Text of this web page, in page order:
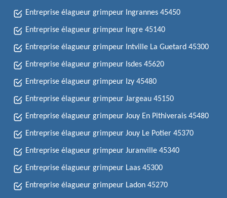
Entreprise élagueur grimpeur Ingrannes 45450
Entreprise élagueur grimpeur Ingre 45140
Entreprise élagueur grimpeur Intville La Guetard 45300
Entreprise élagueur grimpeur Isdes 45620
Entreprise élagueur grimpeur Izy 45480
Entreprise élagueur grimpeur Jargeau 45150
Entreprise élagueur grimpeur Jouy En Pithiverais 45480
Entreprise élagueur grimpeur Jouy Le Potier 45370
Entreprise élagueur grimpeur Juranville 45340
Entreprise élagueur grimpeur Laas 45300
Entreprise élagueur grimpeur Ladon 45270